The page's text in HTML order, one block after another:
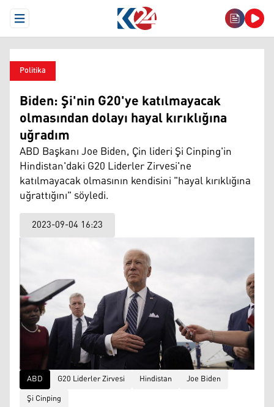
Open Menu
Politika
Biden: Şi'nin G20'ye katılmayacak
olmasından dolayı hayal kırıklığına
uğradım
ABD Başkanı Joe Biden, Çin lideri Şi Cinping'in
Hindistan'daki G20 Liderler Zirvesi'ne
katılmayacak olmasının kendisini "hayal kırıklığına
uğrattığını" söyledi.
2023-09-04 16:23
ABD G20 Liderler Zirvesi Hindistan
Joe Biden
Şi Cinping